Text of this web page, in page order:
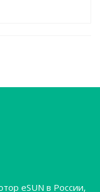
eSUN в России,